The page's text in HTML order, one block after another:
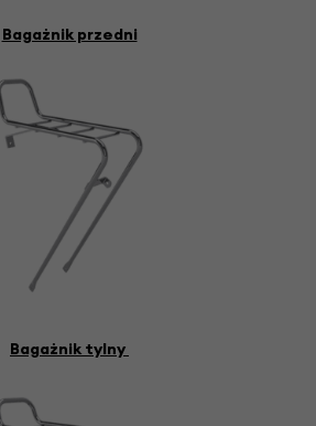
Bagażnik przedni
Bagażnik tylny